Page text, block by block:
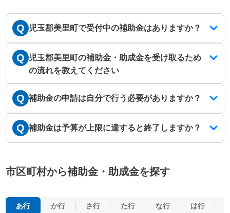
Q 児玉郡美里町で受付中の補助金はありますか？
Q
児玉郡美里町の補助金・助成金を受け取るため
の流れを教えてください
Q 補助金の申請は自分で行う必要がありますか？
Q 補助金は予算が上限に達すると終了しますか？
市区町村から補助金・助成金を探す
あ行 か行 さ行 た行 な行 は行